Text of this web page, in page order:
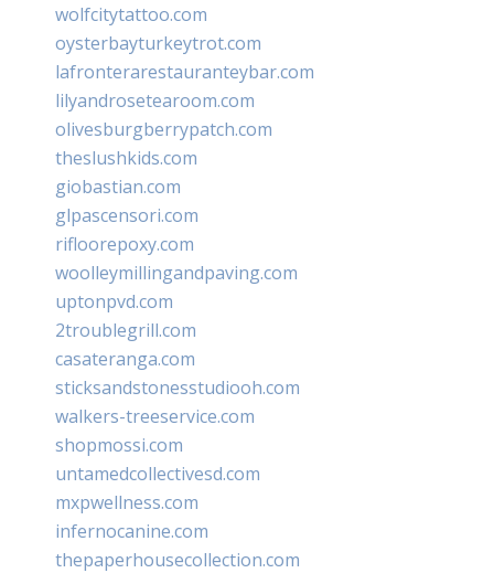
wolfcitytattoo.com
oysterbayturkeytrot.com
lafronterarestauranteybar.com
lilyandrosetearoom.com
olivesburgberrypatch.com
theslushkids.com
giobastian.com
glpascensori.com
rifloorepoxy.com
woolleymillingandpaving.com
uptonpvd.com
2troublegrill.com
casateranga.com
sticksandstonesstudiooh.com
walkers-treeservice.com
shopmossi.com
untamedcollectivesd.com
mxpwellness.com
infernocanine.com
thepaperhousecollection.com